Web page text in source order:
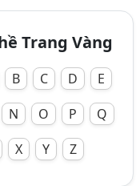
Trang Vàng
B C D
E
N O P
Q
X Y Z